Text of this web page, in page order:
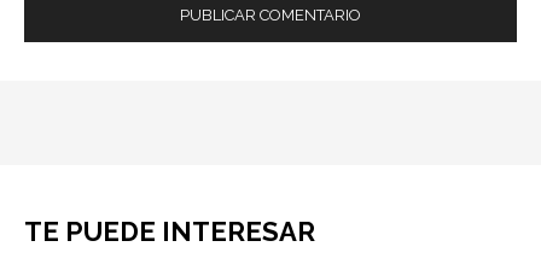
TE PUEDE INTERESAR